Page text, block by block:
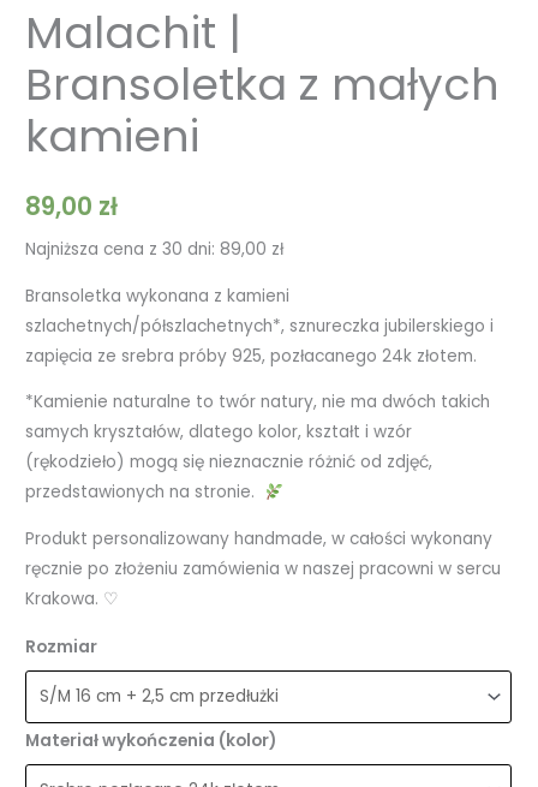
Malachit |
Bransoletka z małych
kamieni
89,00 zł
Najniższa cena z 30 dni: 89,00 zł
Bransoletka wykonana z kamieni
szlachetnych/półszlachetnych*, sznureczka jubilerskiego i
zapięcia ze srebra próby 925, pozłacanego 24k złotem.
*Kamienie naturalne to twór natury, nie ma dwóch takich
samych kryształów, dlatego kolor, kształt i wzór
(rękodzieło) mogą się nieznacznie różnić od zdjęć,
przedstawionych na stronie.
Produkt personalizowany handmade, w całości wykonany
ręcznie po złożeniu zamówienia w naszej pracowni w sercu
Krakowa. ♡
Rozmiar
Materiał wykończenia (kolor)